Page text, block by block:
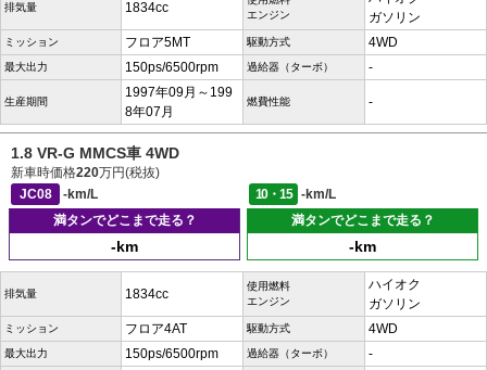
排気量 1834cc
エンジン
ガソリン
ミッション フロア5MT 駆動方式 4WD
最大出力 150ps/6500rpm 過給器（ターボ） -
生産期間
1997年09月～199
8年07月
燃費性能 -
1.8 VR-G MMCS車 4WD
新車時価格220万円(税抜)
JC08
-km/L 10・15
-km/L
満タンでどこまで走る？
-km
満タンでどこまで走る？
-km
排気量 1834cc
使用燃料
エンジン
ハイオク
ガソリン
ミッション フロア4AT 駆動方式 4WD
最大出力 150ps/6500rpm 過給器（ターボ） -